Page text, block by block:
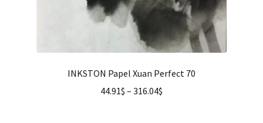
INKSTON Papel Xuan Perfect 70
44.91$ – 316.04$